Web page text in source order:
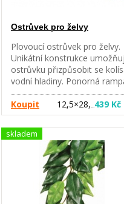
Ostrůvek pro želvy
Plovoucí ostrůvek pro želvy.
Unikátní konstrukce
ostrůvku přizpůsobit se
vodní hladiny. Ponorná
umožňuje želvám snadný
přístup na ostrůvek. Díky
plošince mohou želvy v klidu
absorbovat teplo z tepelných
zdrojů a potřebné UVA
Může být rovněž použit pro
vodní mloky a žabky. malý -
25 do 38 litrů vody sřední -
38 do 100 litrů vody
Koupit 12,5×28, 439 Kč
skladem